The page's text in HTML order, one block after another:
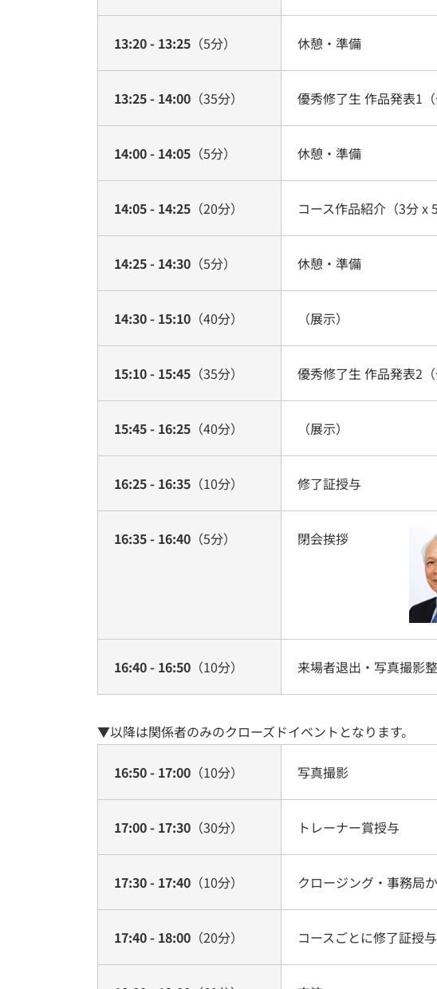
13:20 - 13:25 （5分） 休憩・準備
13:25 - 14:00 （35分） 優秀修了生 作品発表1
14:00 - 14:05 （5分） 休憩・準備
14:05 - 14:25 （20分） コース作品紹介（3分 x
14:25 - 14:30 （5分） 休憩・準備
14:30 - 15:10 （40分） （展示）
15:10 - 15:45 （35分） 優秀修了生 作品発表2
15:45 - 16:25 （40分） （展示）
16:25 - 16:35 （10分） 修了証授与
16:35 - 16:40 （5分） 閉会挨拶
16:40 - 16:50 （10分） 来場者退出・写真撮影
▼以降は関係者のみのクローズドイベントとなります。
16:50 - 17:00 （10分） 写真撮影
17:00 - 17:30 （30分） トレーナー賞授与
17:30 - 17:40 （10分） クロージング・事務局
17:40 - 18:00 （20分） コースごとに修了証授与